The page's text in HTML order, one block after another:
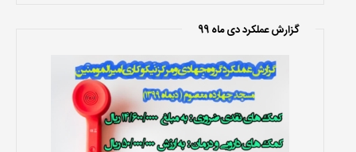
گزارش عملکرد دی ماه 99